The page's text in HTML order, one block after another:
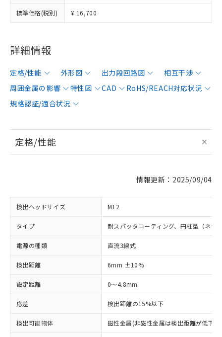
標準価格(税別) ¥ 16,700
詳細情報
定格/性能 外形図 出力段回路図
相互干渉
周囲金属の影響
特性図 CAD
RoHS/REACH対応状況
規格認証/適合状況
定格/性能
情報更新：2025/09/04
検出ヘッドサイズ M12
タイプ 耐スパッタコーティング、円柱型（ネジ
電源の種類 直流3線式
検出距離 6mm ±10%
設定距離 0～4.8mm
応差 検出距離の15%以下
検出可能物体 磁性金属(非磁性金属は検出距離が低下し